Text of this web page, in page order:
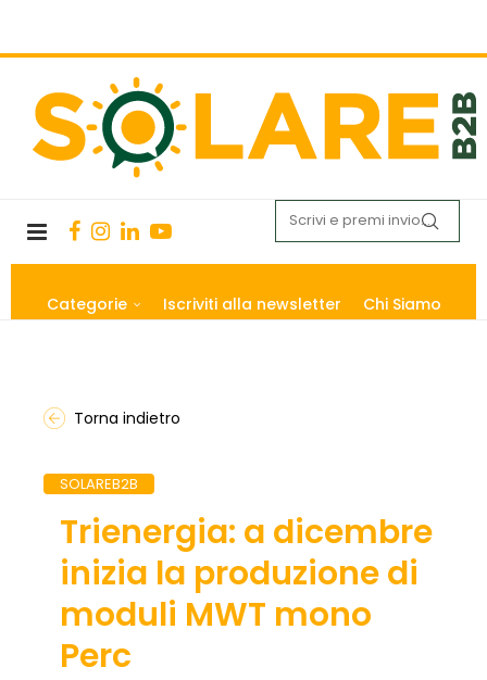
Categorie Iscriviti alla newsletter Chi Siamo
Torna indietro
SOLAREB2B
Trienergia: a dicembre
inizia la produzione di
moduli MWT mono
Perc